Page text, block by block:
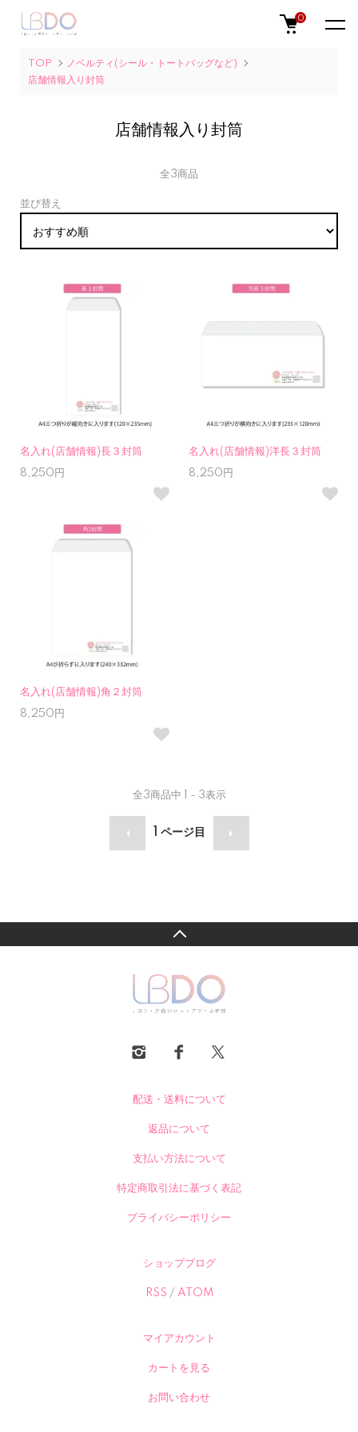
0
TOP
ノベルティ(シール・トートバッグなど)
店舗情報入り封筒
店舗情報入り封筒
全3商品
並び替え
名入れ(店舗情報)長３封筒
8,250円
名入れ(店舗情報)洋長３封筒
8,250円
名入れ(店舗情報)角２封筒
8,250円
全3商品中 1 - 3表示
ページ目
配送・送料について
返品について
支払い方法について
特定商取引法に基づく表記
プライバシーポリシー
ショップブログ
RSS / ATOM
マイアカウント
カートを見る
お問い合わせ